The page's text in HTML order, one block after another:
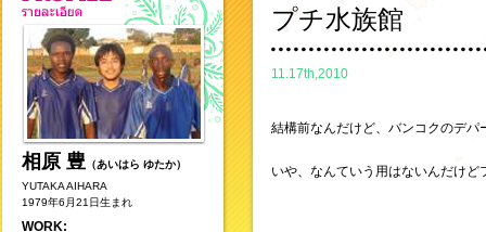
相原 豊 （あいはら ゆたか）
YUTAKA AIHARA
1979年6月21日生まれ
WORK:
プチ水族館
11.17th,2010
結構前なんだけど、バンコクのデ
いや、なんていう用はないんだけど